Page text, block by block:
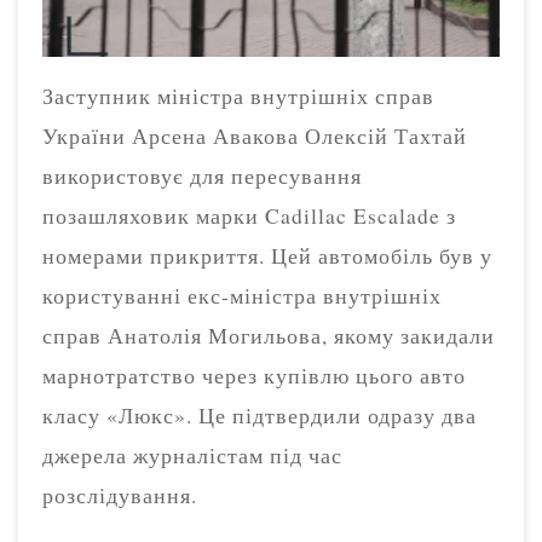
Заступник міністра внутрішніх справ
України Арсена Авакова Олексій Тахтай
використовує для пересування
позашляховик марки Cadillac Escalade з
номерами прикриття. Цей автомобіль був у
користуванні екс-міністра внутрішніх
справ Анатолія Могильова, якому закидали
марнотратство через купівлю цього авто
класу «Люкс». Це підтвердили одразу два
джерела журналістам під час
розслідування.